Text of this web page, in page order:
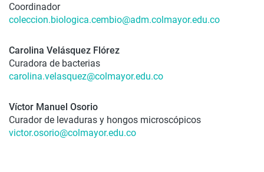
Coordinador
coleccion.biologica.cembio@adm.colmayor.edu.co
Carolina Velásquez Flórez
Curadora de bacterias
carolina.velasquez@colmayor.edu.co
Víctor Manuel Osorio
Curador de levaduras y hongos microscópicos
victor.osorio@colmayor.edu.co